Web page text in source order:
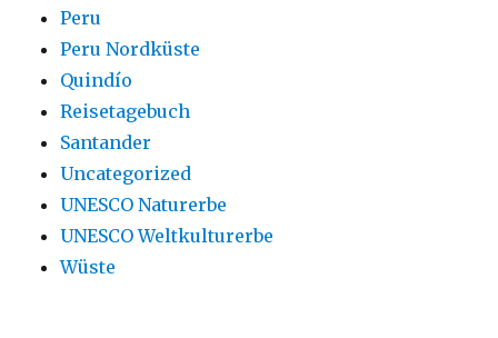
Peru
Peru Nordküste
Quindío
Reisetagebuch
Santander
Uncategorized
UNESCO Naturerbe
UNESCO Weltkulturerbe
Wüste